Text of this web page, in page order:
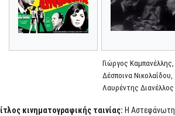
Γιώργος Καμπανέλλης,
Δέσποινα Νικολαΐδου,
Λαυρέντης Διανέλλος
κινηματογραφικής ταινίας: Η Αστεφάνωτη